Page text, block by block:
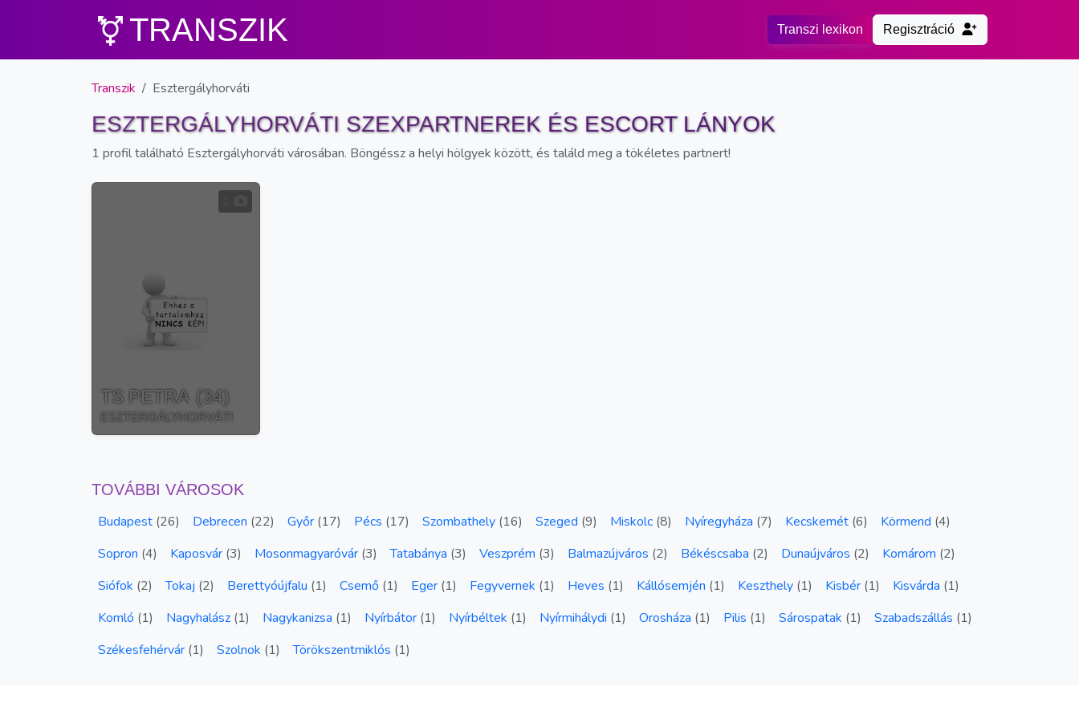
TRANSZIK Transzi lexikon Regisztráció
Transzik Esztergályhorváti
ESZTERGÁLYHORVÁTI SZEXPARTNEREK ÉS ESCORT LÁNYOK
1 profil található Esztergályhorváti városában. Böngéssz a helyi hölgyek között, és találd meg a tökéletes partnert!
TS PETRA (34)
ESZTERGÁLYHORVÁTI
TOVÁBBI VÁROSOK
Budapest (26) Debrecen (22) Győr (17) Pécs (17) Szombathely (16) Szeged (9) Miskolc (8) Nyíregyháza (7) Kecskemét (6) Körmend (4)
Sopron (4) Kaposvár (3) Mosonmagyaróvár (3) Tatabánya (3) Veszprém (3) Balmazújváros (2) Békéscsaba (2) Dunaújváros (2) Komárom (2)
Siófok (2) Tokaj (2) Berettyóújfalu (1) Csemő (1) Eger (1) Fegyvernek (1) Heves (1) Kállósemjén (1) Keszthely (1) Kisbér (1) Kisvárda (1)
Komló (1) Nagyhalász (1) Nagykanizsa (1) Nyírbátor (1) Nyírbéltek (1) Nyírmihálydi (1) Orosháza (1) Pilis (1) Sárospatak (1) Szabadszállás (1)
Székesfehérvár (1) Szolnok (1) Törökszentmiklós (1)